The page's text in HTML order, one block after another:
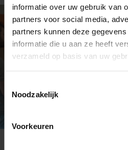
informatie over uw gebruik van
partners voor social media,
partners kunnen deze
informatie die u aan ze heeft
verzameld op basis van uw
Noodzakelijk
Voorkeuren